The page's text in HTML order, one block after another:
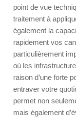
point de vue
traitement à
également la
rapidement vos
particulièrement
où les
raison d’une forte
entraver votre
permet non
mais également